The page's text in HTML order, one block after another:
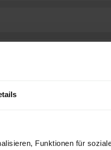
Funktionen für